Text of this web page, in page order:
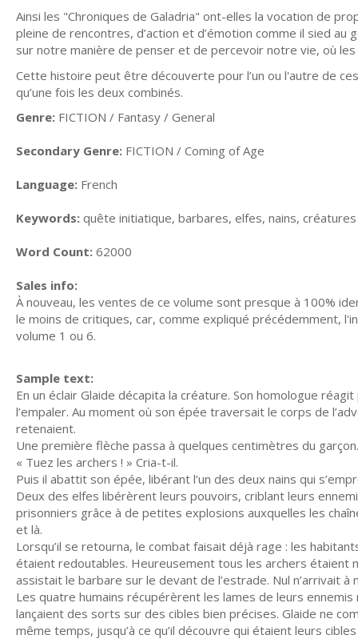
Ainsi les "Chroniques de Galadria" ont-elles la vocation de
pleine de rencontres, d’action et d’émotion comme il sied
sur notre manière de penser et de percevoir notre vie, où
Cette histoire peut être découverte pour l’un ou l'autre de
qu’une fois les deux combinés.
Genre: FICTION / Fantasy / General
Secondary Genre: FICTION / Coming of Age
Language: French
Keywords: quête initiatique, barbares, elfes, nains,
Word Count: 62000
Sales info:
À nouveau, les ventes de ce volume sont presque à 100%
le moins de critiques, car, comme expliqué précédemment,
volume 1 ou 6.
Sample text:
En un éclair Glaide décapita la créature. Son homologue
l’empaler. Au moment où son épée traversait le corps de
retenaient.
Une première flèche passa à quelques centimètres du garçon.
« Tuez les archers ! » Cria-t-il.
Puis il abattit son épée, libérant l’un des deux nains qui
Deux des elfes libérèrent leurs pouvoirs, criblant leurs
prisonniers grâce à de petites explosions auxquelles les
et là.
Lorsqu’il se retourna, le combat faisait déjà rage : les
étaient redoutables. Heureusement tous les archers étaient
assistait le barbare sur le devant de l’estrade. Nul n’arrivait à
Les quatre humains récupérèrent les lames de leurs
lançaient des sorts sur des cibles bien précises. Glaide ne
même temps, jusqu’à ce qu’il découvre qui étaient leurs